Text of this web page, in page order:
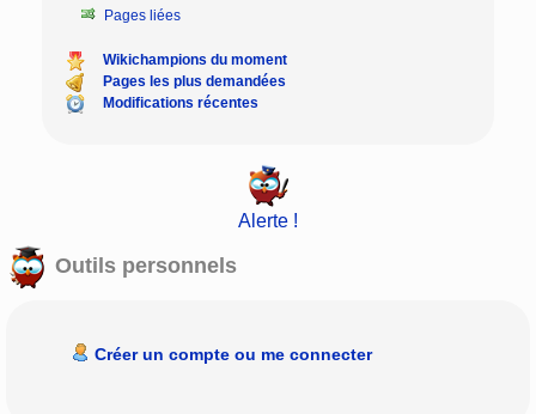
Pages liées
Wikichampions du moment
Pages les plus demandées
Modifications récentes
Alerte !
Outils personnels
Créer un compte ou me connecter